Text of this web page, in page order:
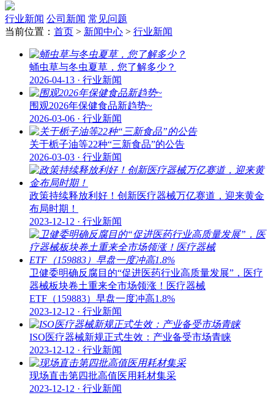
行业新闻 公司新闻 常见问题
当前位置： 首页 > 新闻中心 > 行业新闻
蛹虫草与冬虫夏草，您了解多少？
2026-04-13 · 行业新闻
围观2026年保健食品新趋势~
2026-03-06 · 行业新闻
关于栀子油等22种“三新食品”的公告
2026-03-03 · 行业新闻
政策持续释放利好！创新医疗器械万亿赛道，迎来黄金
布局时期！
2023-12-12 · 行业新闻
卫健委明确反腐目的“促进医药行业高质量发展”，医疗
器械板块卷土重来全市场领涨！医疗器械
ETF（159883）早盘一度冲高1.8%
2023-12-12 · 行业新闻
ISO医疗器械新规正式生效：产业备受市场青睐
2023-12-12 · 行业新闻
现场直击第四批高值医用耗材集采
2023-12-12 · 行业新闻